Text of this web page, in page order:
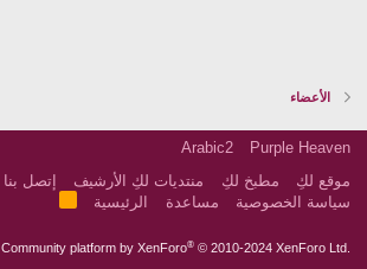
الأعضاء
Purple Heaven
Arabic2
موقع لكِ
مطبخ لكِ منتديات لكِ الأرشيف إتصل بنا
سياسة الخصوصية
مساعدة الرئيسية
Community platform by XenForo® © 2010-2024 XenForo Ltd.